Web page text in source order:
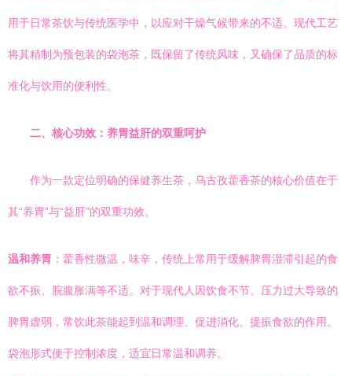
用于日常茶饮与传统医学中，以应对干燥气候带来的不适。现代工艺
将其精制为预包装的袋泡茶，既保留了传统风味，又确保了品质的标
准化与饮用的便利性。
二、核心功效：养胃益肝的双重呵护
作为一款定位明确的保健养生茶，乌古孜藿香茶的核心价值在于
其“养胃”与“益肝”的双重功效。
温和养胃 ：藿香性微温，味辛，传统上常用于缓解脾胃湿滞引起的食
欲不振、脘腹胀满等不适。对于现代人因饮食不节、压力过大导致的
脾胃虚弱，常饮此茶能起到温和调理、促进消化、提振食欲的作用。
袋泡形式便于控制浓度，适宜日常温和调养。